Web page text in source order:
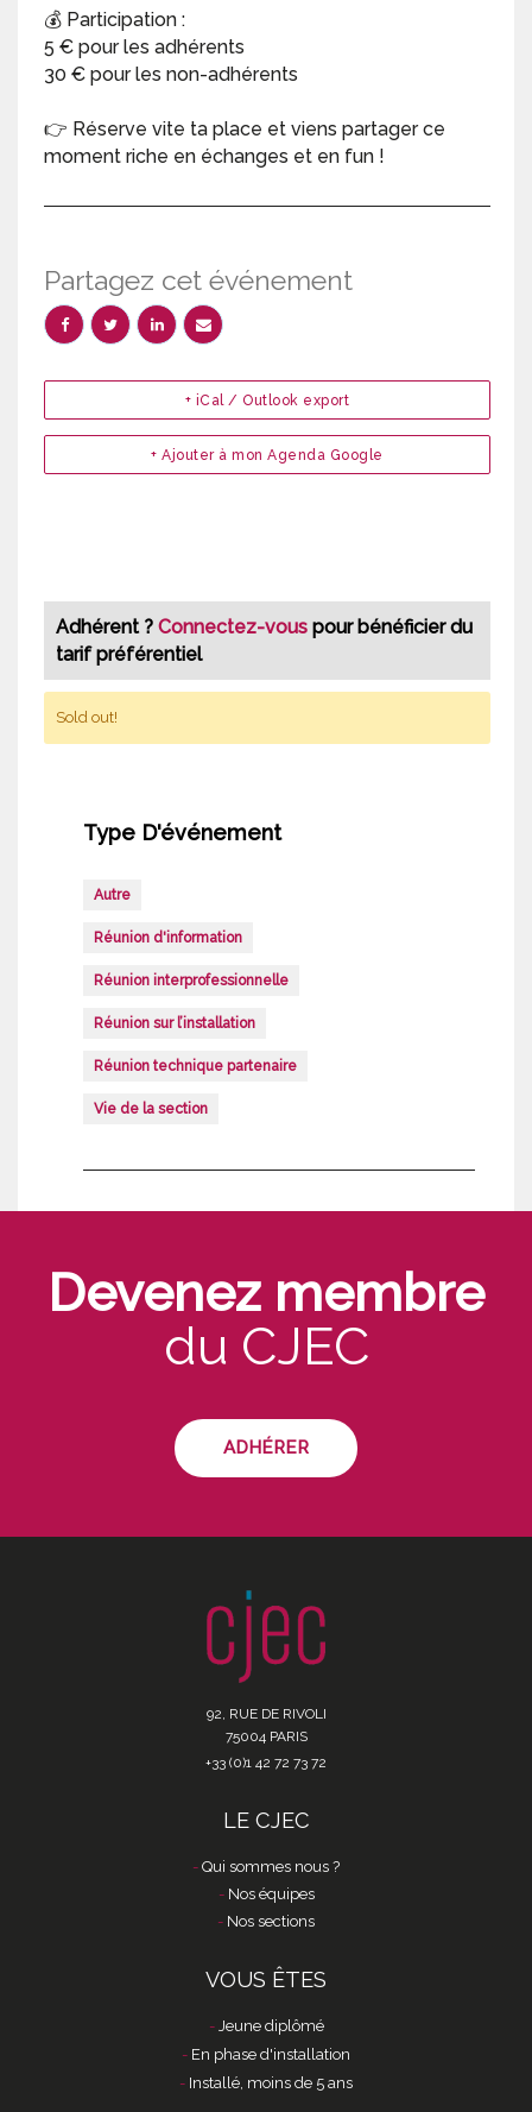
💰 Participation :
5 € pour les adhérents
30 € pour les non-adhérents
👉 Réserve vite ta place et viens partager ce
moment riche en échanges et en fun !
Partagez cet événement
+ Ajouter à mon Agenda Google
+ iCal / Outlook export
Adhérent ? Connectez-vous pour bénéficier du
tarif préférentiel
Sold out!
Type D'événement
Autre
Réunion d'information
Réunion interprofessionnelle
Réunion sur l’installation
Réunion technique partenaire
Vie de la section
Devenez membre
du CJEC
ADHÉRER
92, RUE DE RIVOLI
75004 PARIS
+33 (0)1 42 72 73 72
LE CJEC
Qui sommes nous ?
Nos équipes
Nos sections
VOUS ÊTES
Jeune diplômé
En phase d'installation
Installé, moins de 5 ans